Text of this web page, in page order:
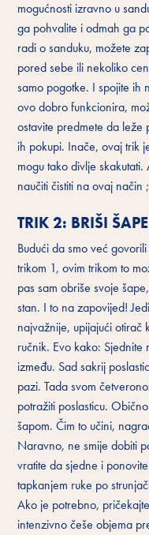
mogućnosti izravno u
ga pohvalite i odmah ga
radi o sanduku, možete
pored sebe ili nekoliko
samo pogotke. I spojite ih
ovo dobro funkcionira,
ostavite predmete da leže
ih pokupi. Inače, ovaj trik
mogu tako divlje
naučiti čistiti na ovaj način
TRIK 2: BRIŠI ŠAPE
Budući da smo već
trikom 1, ovim trikom to
pas sam obriše svoje
stan. I to na zapovijed!
najvažnije, upijajući otirač
ručnik. Evo kako: Sjednite
između. Sad sakrij
pazi. Tada svom
potražiti poslasticu.
šapom. Čim to učini,
Naravno, ne smije dobiti
vratite da sjedne i
tapkanjem ruke po
Ako je potrebno,
intenzivno češe objema